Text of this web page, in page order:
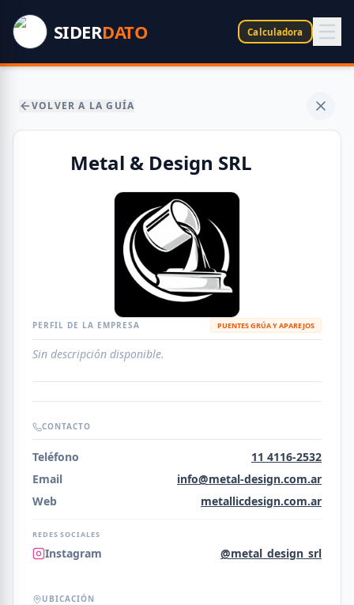
SIDERDATO Calculadora
VOLVER A LA GUÍA
Metal & Design SRL
PERFIL DE LA EMPRESA PUENTES GRÚA Y APAREJOS
Sin descripción disponible.
CONTACTO
Teléfono
11 4116-2532
Email
info@metal-design.com.ar
Web
metallicdesign.com.ar
REDES SOCIALES
Instagram @metal_design_srl
UBICACIÓN